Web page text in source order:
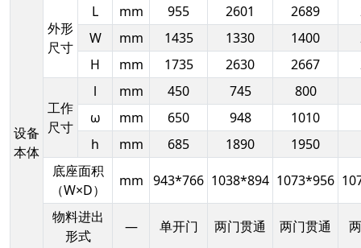
设备
本体
外形
尺寸
L mm 955 2601 2689
W
mm 1435 1330 1400
H
mm 1735 2630 2667
工作
尺寸
l mm 450 745
800
ω
mm 650 948 1010
h
mm 685 1890 1950
底座面积
（W×D）
mm 943*766 1038*894 1073*956
物料进出
形式
— 单开门 两门贯通 两门贯通